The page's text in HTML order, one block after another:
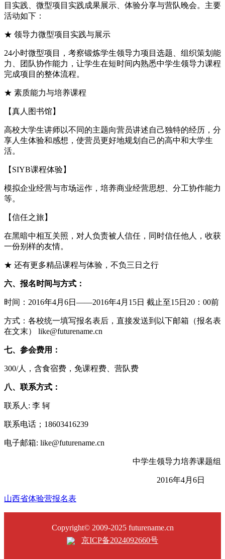
目实践、微型项目实践成果展示、体验分享与营队晚会。主要
活动如下：
★ 领导力微型项目实践与展示
24小时微型项目，考察锻炼学生领导力项目选题、组织策划能
力、团队协作能力，让学生在短时间内熟悉中学生领导力课程
完成项目的整体流程。
★ 素质能力与培养课程
【真人图书馆】
高校大学生讲师以不同的主题向营员讲述自己独特的经历，分
享人生体验和感想，使营员更好地规划自己的高中和大学生
活。
【SIYB课程体验】
模拟企业经营与市场运作，培养商业经营思想、分工协作能力
等。
【信任之旅】
在黑暗中相互关照，对人负责被人信任，同时信任他人，收获
一份别样的友情。
★ 还有更多精品课程与体验，不负三日之行
六、报名时间与方式：
时间：2016年4月6日——2016年4月15日 截止至15日20：00前
方式：各校统一填写报名表后，直接发送到以下邮箱（报名表
在文末） like@futurename.cn
七、参会费用：
300/人，含食宿费，免课程费、营队费
八、联系方式：
联系人: 李 轲
联系电话；18603416239
电子邮箱: like@futurename.cn
中学生领导力培养课题组
2016年4月6日
山西省体验营报名表
Copyright© 2009-2025 futurename.cn
京ICP备2024092660号